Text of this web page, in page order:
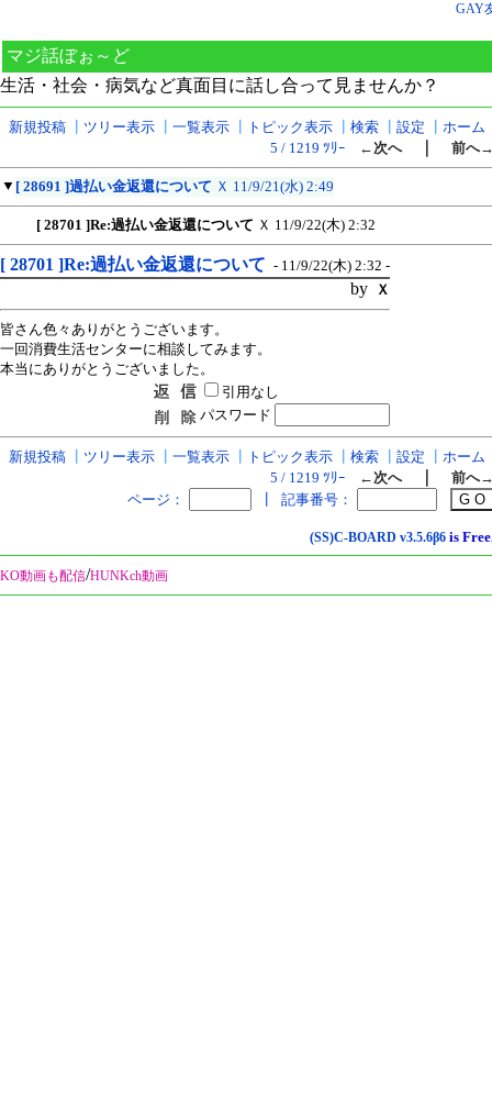
GAY
マジ話ぼぉ～ど
生活・社会・病気など真面目に話し合って見ませんか？
新規投稿 ツリー表示 一覧表示 トピック表示 検索 設定
ホーム
5 / 1219 ﾂﾘｰ
←次へ｜ 前へ
▼ [ 28691 ]過払い金返還について Ｘ 11/9/21(水) 2:49
[ 28701 ]Re:過払い金返還について Ｘ 11/9/22(木) 2:32
[ 28701 ]Re:過払い金返還について - 11/9/22(木) 2:32 -
by Ｘ
皆さん色々ありがとうございます。
一回消費生活センターに相談してみます。
本当にありがとうございました。
引用なし
パスワード
新規投稿 ツリー表示 一覧表示 トピック表示 検索 設定
ホーム
5 / 1219 ﾂﾘｰ
←次へ｜ 前へ
ページ：
記事番号：
(SS)C-BOARD v3.5.6β6 is
KO動画も配信/HUNKch動画